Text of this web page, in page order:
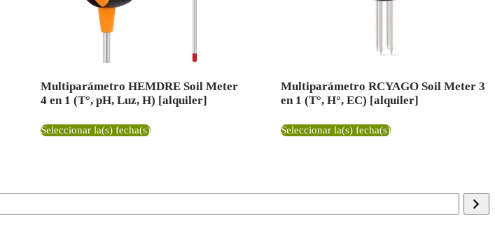
Multiparámetro HEMDRE Soil Meter
4 en 1 (T°, pH, Luz, H) [alquiler]
Seleccionar la(s) fecha(s)
Multiparámetro RCYAGO Soil Meter 3
en 1 (T°, H°, EC) [alquiler]
Seleccionar la(s) fecha(s)